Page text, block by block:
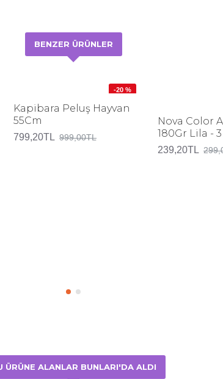
BENZER ÜRÜNLER
-20 %
Kapibara Peluş Hayvan
55Cm
799,20TL 999,00TL
Nova Color
180Gr Lila -
239,20TL
ÜRÜNE ALANLAR BUNLARI'DA ALDI